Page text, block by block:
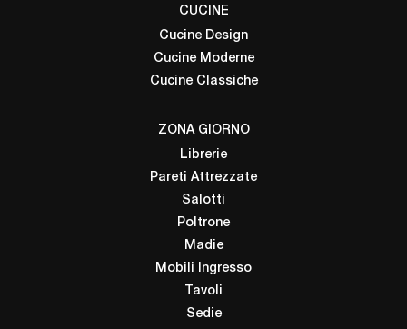
CUCINE
Cucine Design
Cucine Moderne
Cucine Classiche
ZONA GIORNO
Librerie
Pareti Attrezzate
Salotti
Poltrone
Madie
Mobili Ingresso
Tavoli
Sedie